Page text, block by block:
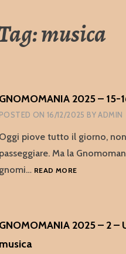
musica
GNOMOMANIA 2025 –
POSTED ON 16/12/2025 BYADMIN
Oggi piove tutto il giorno,
passeggiare. Ma la
gnomi… READ MOREGNOMOMANIA
–
GNOMOMANIA 2025 – 2
musica